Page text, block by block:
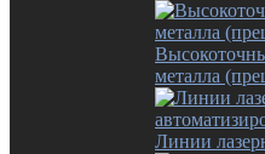
металла
Линии